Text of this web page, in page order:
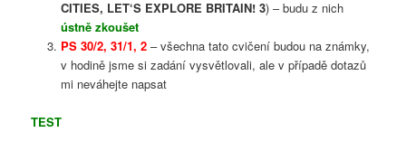
CITIES, LET‘S EXPLORE BRITAIN! 3) – budu z nich
ústně zkoušet
PS 30/2, 31/1, 2 – všechna tato cvičení budou na známky,
v hodině jsme si zadání vysvětlovali, ale v případě dotazů
mi neváhejte napsat
TEST